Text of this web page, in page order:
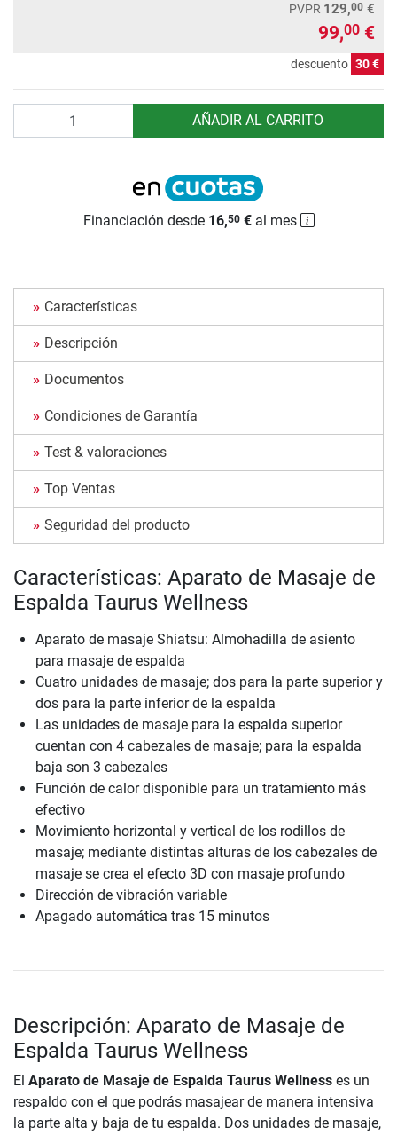
PVPR 129,00 €
99,00 €
descuento 30 €
AÑADIR AL CARRITO
Financiación desde 16,50€al mes
Características
Descripción
Documentos
Condiciones de Garantía
Test & valoraciones
Top Ventas
Seguridad del producto
Características: Aparato de Masaje de
Espalda Taurus Wellness
Aparato de masaje Shiatsu: Almohadilla de asiento
para masaje de espalda
Cuatro unidades de masaje; dos para la parte superior y
dos para la parte inferior de la espalda
Las unidades de masaje para la espalda superior
cuentan con 4 cabezales de masaje; para la espalda
baja son 3 cabezales
Función de calor disponible para un tratamiento más
efectivo
Movimiento horizontal y vertical de los rodillos de
masaje; mediante distintas alturas de los cabezales de
masaje se crea el efecto 3D con masaje profundo
Dirección de vibración variable
Apagado automática tras 15 minutos
Descripción: Aparato de Masaje de
Espalda Taurus Wellness
El Aparato de Masaje de Espalda Taurus Wellness es un
respaldo con el que podrás masajear de manera intensiva
la parte alta y baja de tu espalda. Dos unidades de masaje,